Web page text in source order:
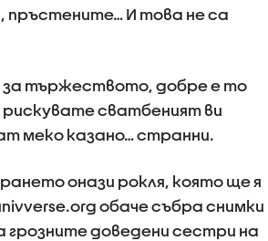
И това не са
за тържеството, добре е то
рискувате сватбеният ви
меко казано… странни.
онази рокля, която ще я
обаче събра снимки
грозните доведени сестри на